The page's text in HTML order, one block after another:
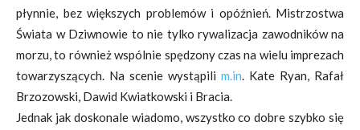
płynnie, bez większych problemów i opóźnień. Mistrzostwa
Świata w Dziwnowie to nie tylko rywalizacja zawodników na
morzu, to również wspólnie spędzony czas na wielu imprezach
towarzyszących. Na scenie wystąpili m.in. Kate Ryan, Rafał
Brzozowski, Dawid Kwiatkowski i Bracia.
Jednak jak doskonale wiadomo, wszystko co dobre szybko się